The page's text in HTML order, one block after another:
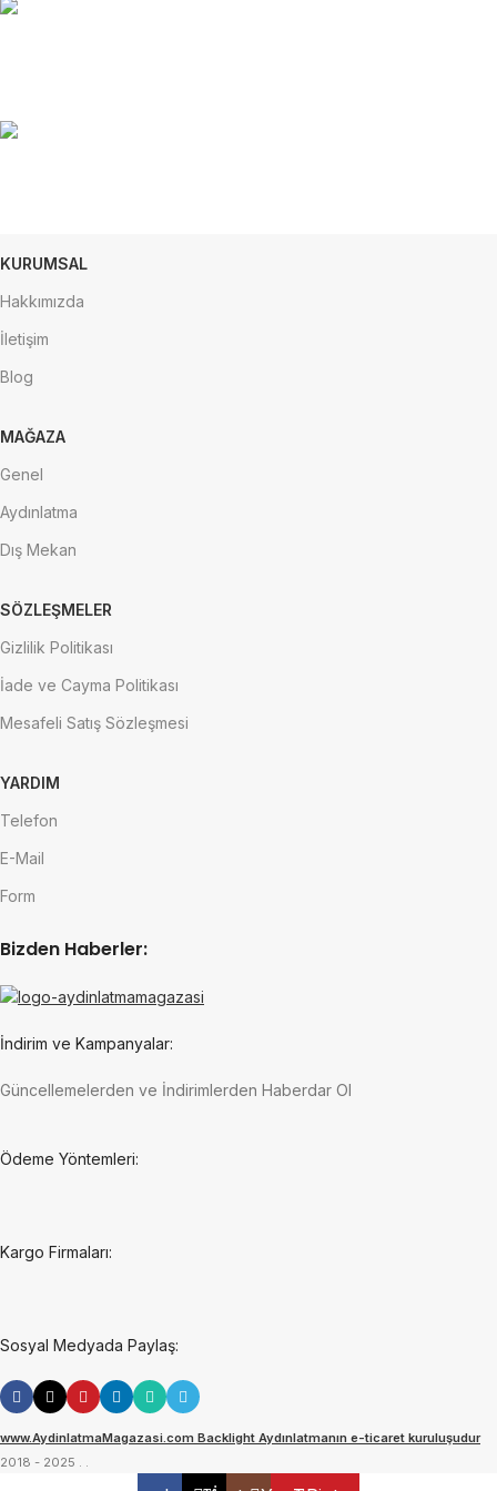
KURUMSAL
Hakkımızda
İletişim
Blog
MAĞAZA
Genel
Aydınlatma
Dış Mekan
SÖZLEŞMELER
Gizlilik Politikası
İade ve Cayma Politikası
Mesafeli Satış Sözleşmesi
YARDIM
Telefon
E-Mail
Form
Bizden Haberler:
İndirim ve Kampanyalar:
Güncellemelerden ve İndirimlerden Haberdar Ol
Ödeme Yöntemleri:
Kargo Firmaları:
Sosyal Medyada Paylaş:
www.AydinlatmaMagazasi.com Backlight Aydınlatmanın e-ticaret kuruluşudur
2018 - 2025 . .